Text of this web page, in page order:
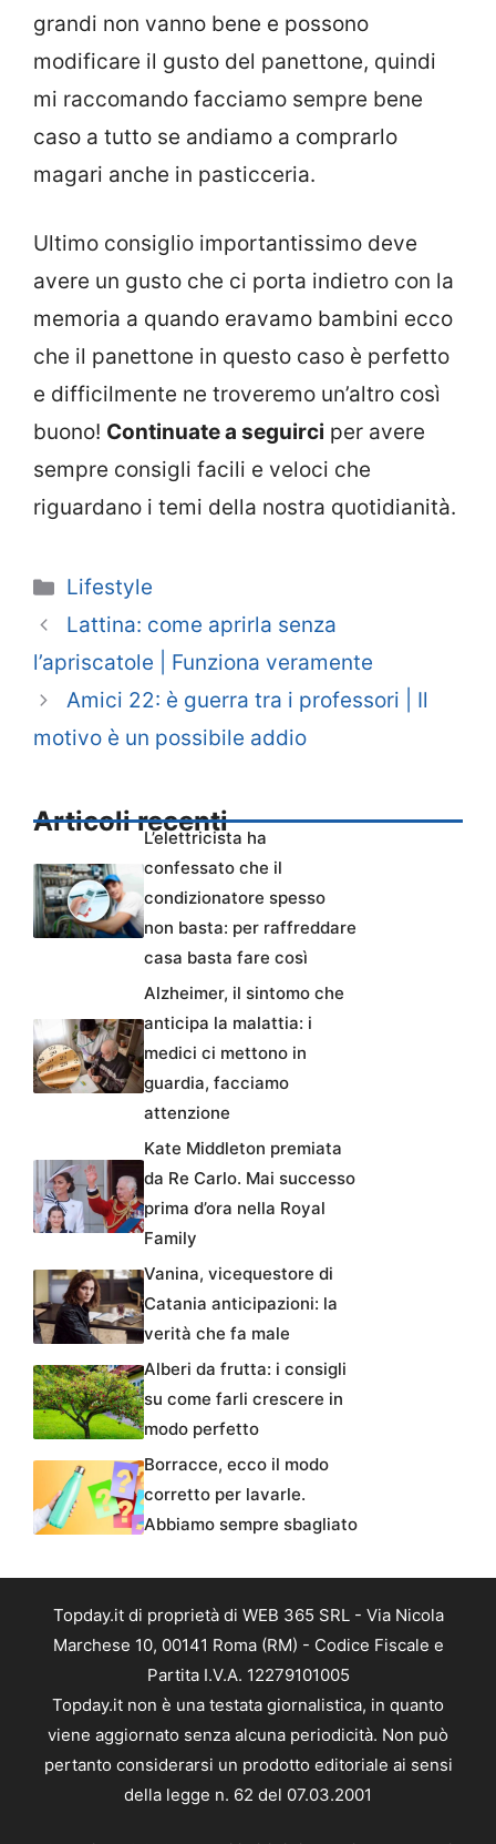
grandi non vanno bene e possono
modificare il gusto del panettone, quindi
mi raccomando facciamo sempre bene
caso a tutto se andiamo a comprarlo
magari anche in pasticceria.
Ultimo consiglio importantissimo deve
avere un gusto che ci porta indietro con la
memoria a quando eravamo bambini ecco
che il panettone in questo caso è perfetto
e difficilmente ne troveremo un’altro così
buono! Continuate a seguirci per avere
sempre consigli facili e veloci che
riguardano i temi della nostra quotidianità.
Categorie
Lifestyle
Lattina: come aprirla senza
l’apriscatole | Funziona veramente
Amici 22: è guerra tra i professori | Il
motivo è un possibile addio
Articoli recenti
L’elettricista ha
confessato che il
condizionatore spesso
non basta: per raffreddare
casa basta fare così
Alzheimer, il sintomo che
anticipa la malattia: i
medici ci mettono in
guardia, facciamo
attenzione
Kate Middleton premiata
da Re Carlo. Mai successo
prima d’ora nella Royal
Family
Vanina, vicequestore di
Catania anticipazioni: la
verità che fa male
Alberi da frutta: i consigli
su come farli crescere in
modo perfetto
Borracce, ecco il modo
corretto per lavarle.
Abbiamo sempre sbagliato
Topday.it di proprietà di WEB 365 SRL - Via Nicola
Marchese 10, 00141 Roma (RM) - Codice Fiscale e
Partita I.V.A. 12279101005
Topday.it non è una testata giornalistica, in quanto
viene aggiornato senza alcuna periodicità. Non può
pertanto considerarsi un prodotto editoriale ai sensi
della legge n. 62 del 07.03.2001